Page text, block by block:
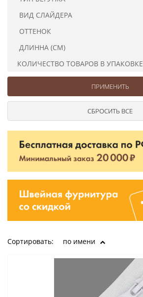
ВИД СЛАЙДЕРА
ОТТЕНОК
ДЛИННА (СМ)
КОЛИЧЕСТВО ТОВАРОВ В УПАКОВКЕ
Сортировать: по имени
Шторные
Шнуры
Элементы декора